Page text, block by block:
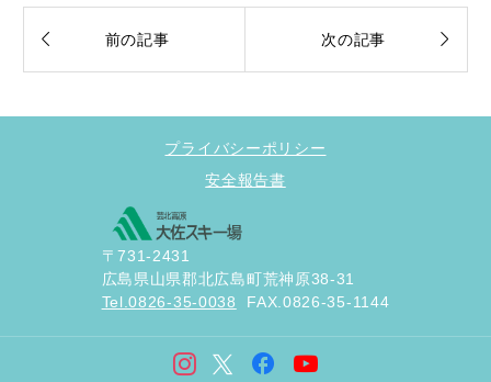
 前の記事 次の記事 
プライバシーポリシー
安全報告書
〒731-2431
広島県山県郡北広島町荒神原38-31
Tel.0826-35-0038
FAX.0826-35-1144